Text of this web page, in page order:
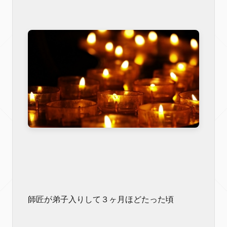
師匠が弟子入りして３ヶ月ほどたった頃